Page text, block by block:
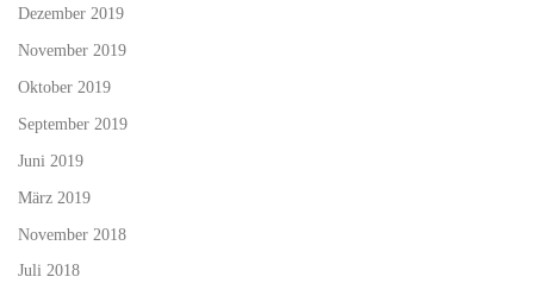
Dezember 2019
November 2019
Oktober 2019
September 2019
Juni 2019
März 2019
November 2018
Juli 2018